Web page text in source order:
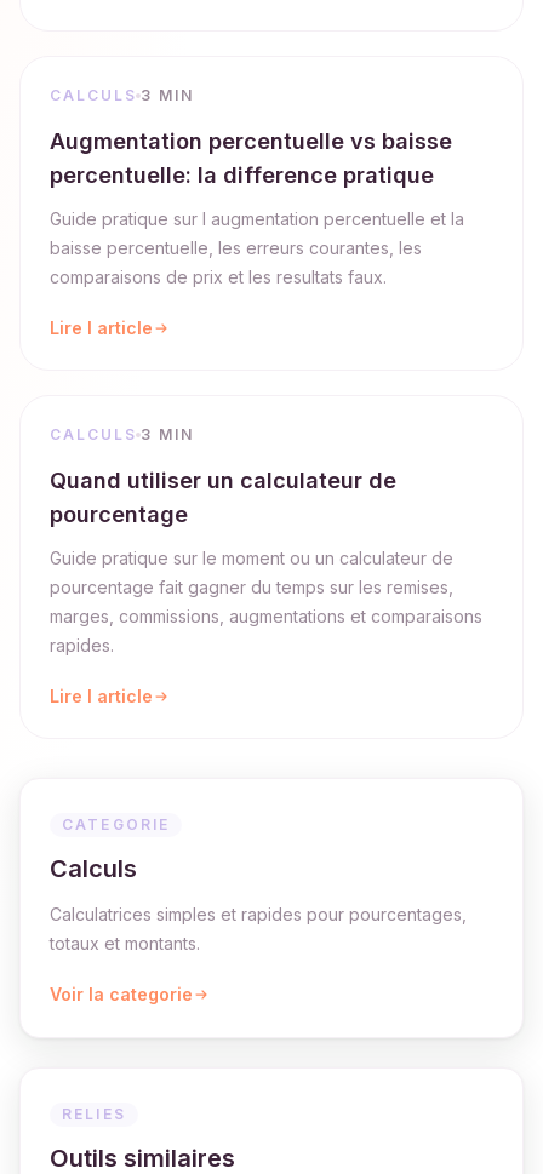
CALCULS 3 MIN
Augmentation percentuelle vs baisse
percentuelle: la difference pratique
Guide pratique sur l augmentation percentuelle et la
baisse percentuelle, les erreurs courantes, les
comparaisons de prix et les resultats faux.
Lire l article
CALCULS 3 MIN
Quand utiliser un calculateur de
pourcentage
Guide pratique sur le moment ou un calculateur de
pourcentage fait gagner du temps sur les remises,
marges, commissions, augmentations et comparaisons
rapides.
Lire l article
CATEGORIE
Calculs
Calculatrices simples et rapides pour pourcentages,
totaux et montants.
Voir la categorie
RELIES
Outils similaires